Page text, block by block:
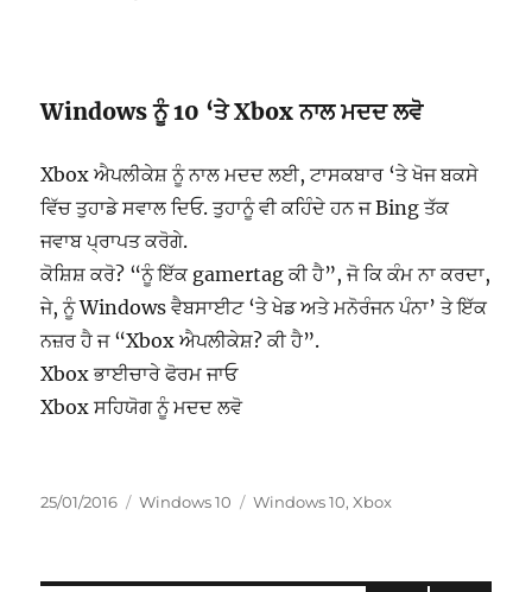
Windows ਨੂੰ 10 ‘ਤੇ Xbox ਨਾਲ ਮਦਦ ਲਵੋ
Xbox ਐਪਲੀਕੇਸ਼ ਨੂੰ ਨਾਲ ਮਦਦ ਲਈ, ਟਾਸਕਬਾਰ ‘ਤੇ ਖੋਜ ਬਕਸੇ
ਵਿੱਚ ਤੁਹਾਡੇ ਸਵਾਲ ਦਿਓ. ਤੁਹਾਨੂੰ ਵੀ ਕਹਿੰਦੇ ਹਨ ਜ Bing ਤੱਕ
ਜਵਾਬ ਪ੍ਰਾਪਤ ਕਰੋਗੇ.
ਕੋਸ਼ਿਸ਼ ਕਰੋ? “ਨੂੰ ਇੱਕ gamertag ਕੀ ਹੈ”, ਜੋ ਕਿ ਕੰਮ ਨਾ ਕਰਦਾ,
ਜੇ, ਨੂੰ Windows ਵੈਬਸਾਈਟ ‘ਤੇ ਖੇਡ ਅਤੇ ਮਨੋਰੰਜਨ ਪੰਨਾ’ ਤੇ ਇੱਕ
ਨਜ਼ਰ ਹੈ ਜ “Xbox ਐਪਲੀਕੇਸ਼? ਕੀ ਹੈ”.
Xbox ਭਾਈਚਾਰੇ ਫੋਰਮ ਜਾਓ
Xbox ਸਹਿਯੋਗ ਨੂੰ ਮਦਦ ਲਵੋ
ਸੰਪਾਦਿਤ
25/01/2016 ਸ਼੍ਰੇਣੀਆਂ
Windows 10 ਟੈਗ
Windows 10,Xbox